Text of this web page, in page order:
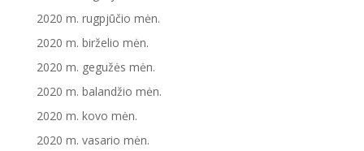
2020 m. rugpjūčio mėn.
2020 m. birželio mėn.
2020 m. gegužės mėn.
2020 m. balandžio mėn.
2020 m. kovo mėn.
2020 m. vasario mėn.